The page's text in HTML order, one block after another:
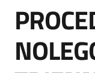
Bandi
e
di
Salta al contenuto